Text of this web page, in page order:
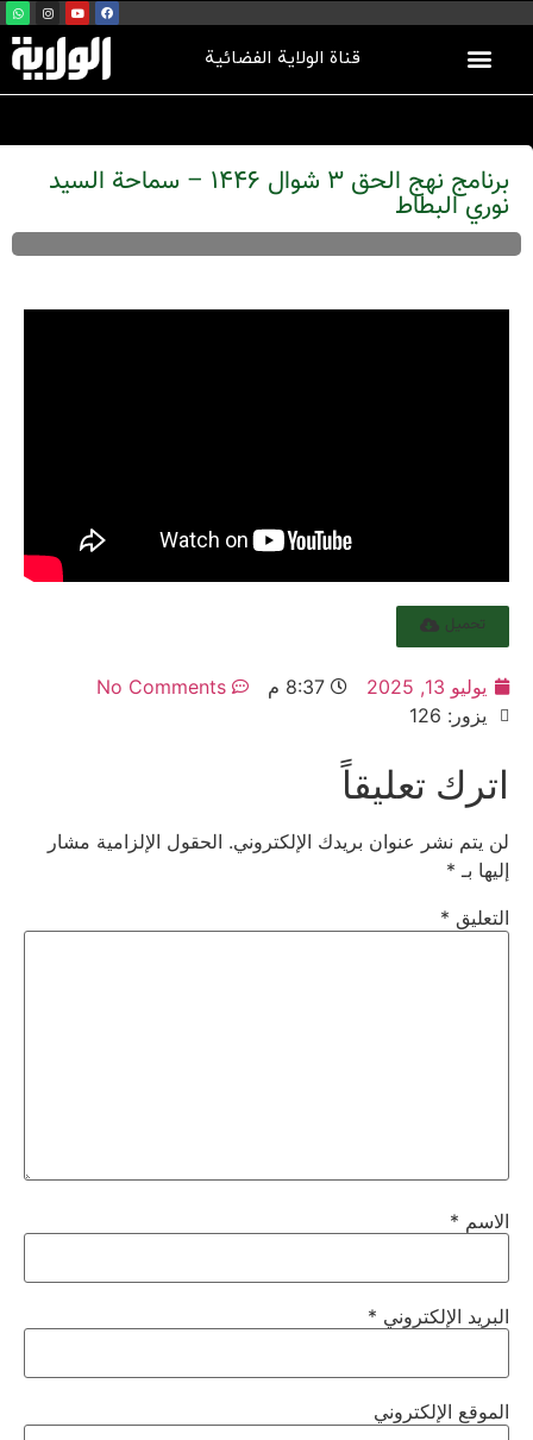
قناة الولاية الفضائية
برنامج نهج الحق 3 شوال 1446 – سماحة السيد
نوري البطاط
تحميل
يوليو 13, 2025 8:37 م
No Comments
يزور: 126
اترك تعليقاً
لن يتم نشر عنوان بريدك الإلكتروني. الحقول الإلزامية مشار
إليها بـ *
التعليق *
الاسم *
البريد الإلكتروني *
الموقع الإلكتروني